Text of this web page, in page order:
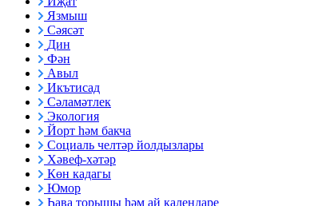
Язмыш
Сәясәт
Дин
Фән
Авыл
Икътисад
Сәламәтлек
Экология
Йорт һәм бакча
Социаль челтәр йолдызлары
Хәвеф-хәтәр
Көн кадагы
Юмор
Һава торышы һәм ай календаре